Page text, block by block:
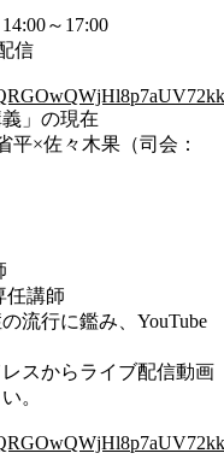
～17:00
信
」の現在
平×佐々木果（司会：
任講師
流行に鑑み、YouTube
スからライブ配信動画
。